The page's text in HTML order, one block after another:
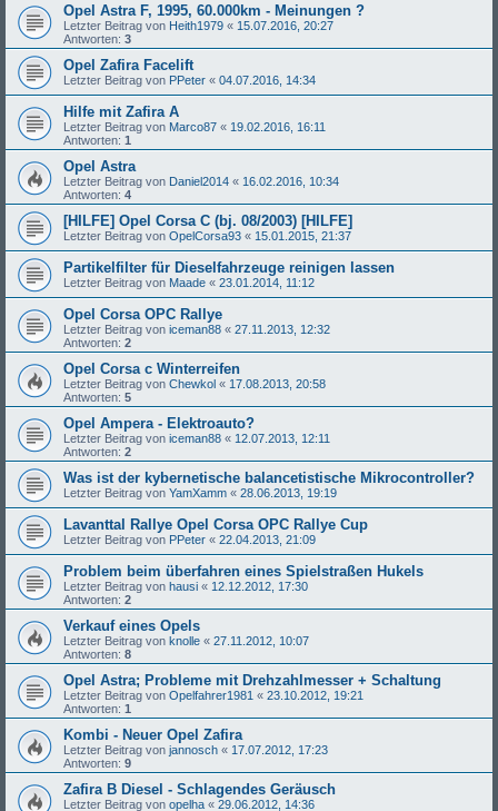
Opel Astra F, 1995, 60.000km - Meinungen ?
Letzter Beitrag von Heith1979 « 15.07.2016, 20:27
Antworten: 3
Opel Zafira Facelift
Letzter Beitrag von PPeter « 04.07.2016, 14:34
Hilfe mit Zafira A
Letzter Beitrag von Marco87 « 19.02.2016, 16:11
Antworten: 1
Opel Astra
Letzter Beitrag von Daniel2014 « 16.02.2016, 10:34
Antworten: 4
[HILFE] Opel Corsa C (bj. 08/2003) [HILFE]
Letzter Beitrag von OpelCorsa93 « 15.01.2015, 21:37
Partikelfilter für Dieselfahrzeuge reinigen lassen
Letzter Beitrag von Maade « 23.01.2014, 11:12
Opel Corsa OPC Rallye
Letzter Beitrag von iceman88 « 27.11.2013, 12:32
Antworten: 2
Opel Corsa c Winterreifen
Letzter Beitrag von Chewkol « 17.08.2013, 20:58
Antworten: 5
Opel Ampera - Elektroauto?
Letzter Beitrag von iceman88 « 12.07.2013, 12:11
Antworten: 2
Was ist der kybernetische balancetistische Mikrocontroller?
Letzter Beitrag von YamXamm « 28.06.2013, 19:19
Lavanttal Rallye Opel Corsa OPC Rallye Cup
Letzter Beitrag von PPeter « 22.04.2013, 21:09
Problem beim überfahren eines Spielstraßen Hukels
Letzter Beitrag von hausi « 12.12.2012, 17:30
Antworten: 2
Verkauf eines Opels
Letzter Beitrag von knolle « 27.11.2012, 10:07
Antworten: 8
Opel Astra; Probleme mit Drehzahlmesser + Schaltung
Letzter Beitrag von Opelfahrer1981 « 23.10.2012, 19:21
Antworten: 1
Kombi - Neuer Opel Zafira
Letzter Beitrag von jannosch « 17.07.2012, 17:23
Antworten: 9
Zafira B Diesel - Schlagendes Geräusch
Letzter Beitrag von opelha « 29.06.2012, 14:36